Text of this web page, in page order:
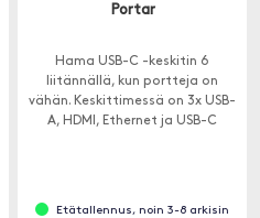
Portar
Hama USB-C -keskitin 6
liitännällä, kun portteja on
vähän. Keskittimessä on 3x USB-
A, HDMI, Ethernet ja USB-C
Etätallennus, noin 3-8 arkisin